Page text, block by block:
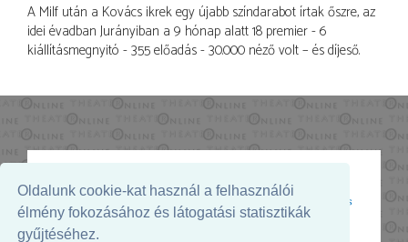
Oldalunk cookie-kat használ a felhasználói
élmény fokozásához és látogatási statisztikák
gyűjtéséhez.
A Milf után a Kovács ikrek egy újabb színdarabot írtak őszre, az
idei évadban Jurányiban a 9 hónap alatt 18 premier - 6
kiállításmegnyitó - 355 előadás - 30.000 néző volt – és díjeső.
Az oldal megjelenését támogatja: